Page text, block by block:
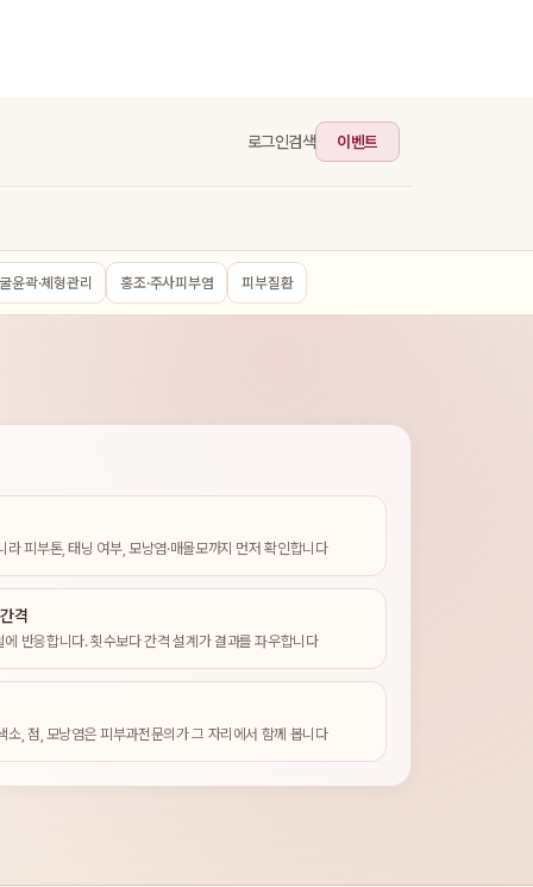
로그인검색 이벤트
윤곽·체형관리 홍조·주사피부염 피부질환
라 피부톤, 태닝 여부, 모낭염·매몰모까지 먼저 확인합니다
격
에 반응합니다. 횟수보다 간격 설계가 결과를 좌우합니다
소, 점, 모낭염은 피부과전문의가 그 자리에서 함께 봅니다